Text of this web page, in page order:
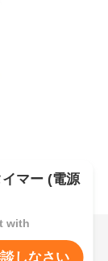
マー (電源
with
しなさい